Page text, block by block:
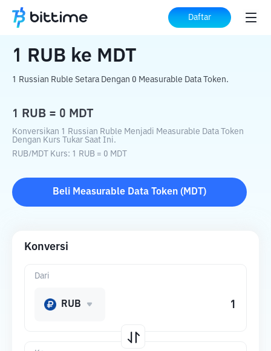
Daftar
Beranda Konverter Kripto ke MDT
1 RUB ke MDT
1 Russian Ruble Setara Dengan 0 Measurable Data Token.
1 RUB = 0 MDT
Konversikan 1 Russian Ruble Menjadi Measurable Data Token
Dengan Kurs Tukar Saat Ini.
RUB/MDT Kurs: 1 RUB = 0 MDT
Beli Measurable Data Token ( MDT )
Konversi
Dari
RUB